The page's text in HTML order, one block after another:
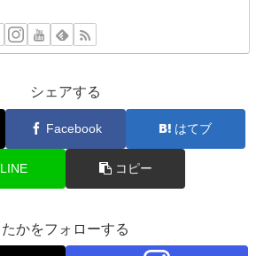
シェアする
Facebook はてブ
LINE コピー
たかをフォローする